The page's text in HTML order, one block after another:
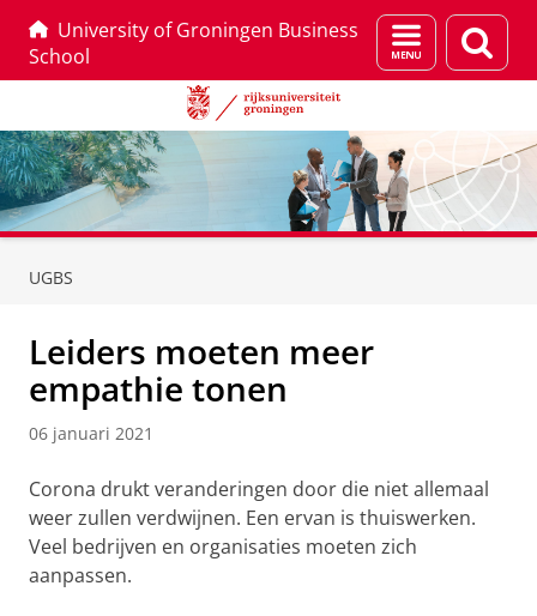
University of Groningen Business
School
Menu
en
UGBS
Leiders moeten meer
empathie tonen
06 januari 2021
Corona drukt veranderingen door die niet allemaal
weer zullen verdwijnen. Een ervan is thuiswerken.
Veel bedrijven en organisaties moeten zich
aanpassen.